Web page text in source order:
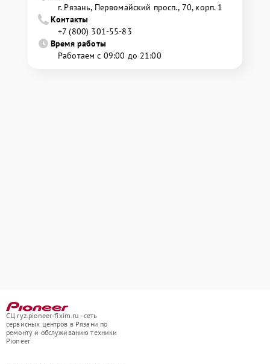
г. Рязань, Первомайский просп., 70, корп. 1
Контакты
+7 (800) 301-55-83
Время работы
Работаем с 09:00 до 21:00
СЦ ryz.pioneer-fixim.ru - сеть
сервисных центров в Рязани по
ремонту и обслуживанию техники
Pioneer